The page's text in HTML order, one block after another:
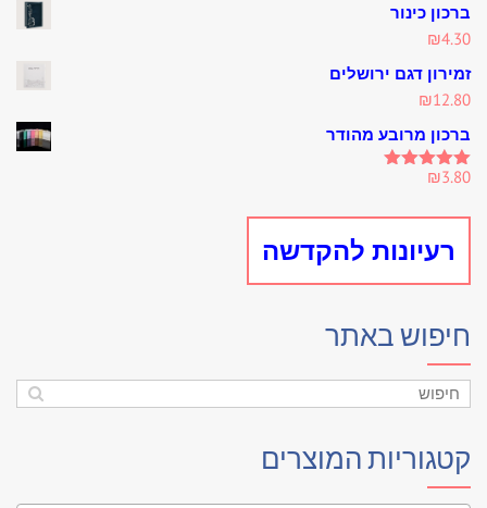
ברכון כינור
₪4.30
זמירון דגם ירושלים
₪12.80
ברכון מרובע מהודר
Rated5.00
₪3.80
רעיונות להקדשה
חיפוש באתר
קטגוריות המוצרים